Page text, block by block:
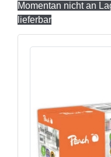
Momentan nicht an
lieferbar